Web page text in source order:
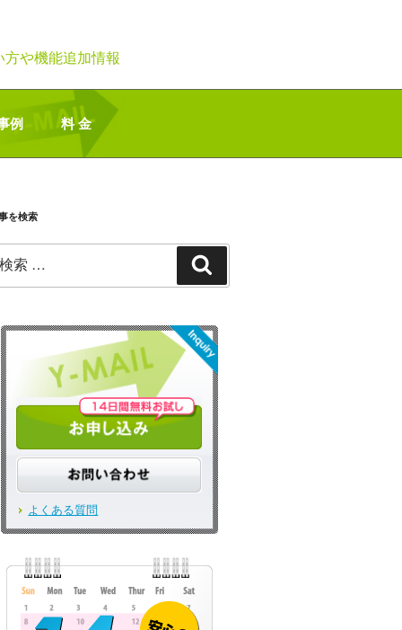
や機能追加情報
例 料 金
を検索
:
索
よくある質問